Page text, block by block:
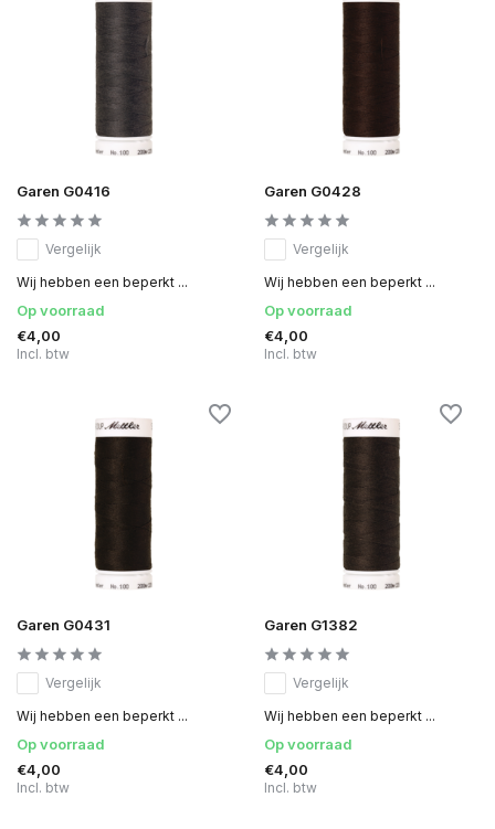
Garen G0416
Vergelijk
Wij hebben een beperkt ...
Op voorraad
€4,00
Incl. btw
Garen G0428
Vergelijk
Wij hebben een beperkt ...
Op voorraad
€4,00
Incl. btw
Garen G0431
Vergelijk
Wij hebben een beperkt ...
Op voorraad
€4,00
Incl. btw
Garen G1382
Vergelijk
Wij hebben een beperkt ...
Op voorraad
€4,00
Incl. btw